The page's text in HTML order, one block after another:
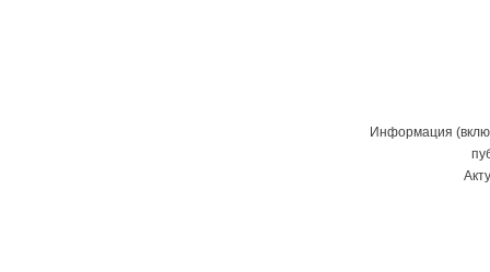
Информация